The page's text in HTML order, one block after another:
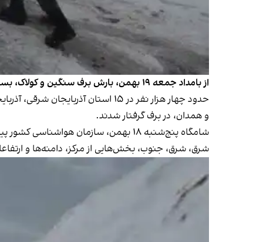
از بامداد جمعه ۱۹ بهمن، بارش برف سنگین و کولاک، بسیاری از مناطق ایران را فرا گرفت. در برخی از استان‌های کشور، راه‌های ارتباطی مسدود و برق برخی مناطق قطع شده است.
حدود چهار هزار نفر در ۱۵ استان
و همدان، در برف گرفتار شدند.
شامگاه پنج‌شنبه ۱۸ بهمن‌، سازمان
شرق، شرق، جنوب، بخش‌هایی از مرکز، دامنه‌ها و